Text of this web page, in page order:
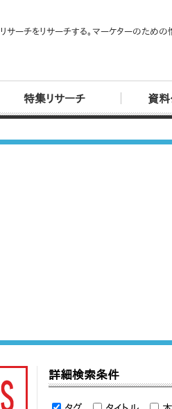
リサーチをリサーチする。マーケターのための
特集リサーチ 資料
詳細検索条件